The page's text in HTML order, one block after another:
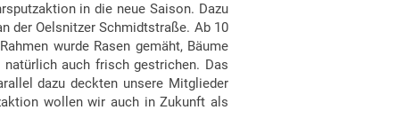
in die neue Saison. Dazu
der Oelsnitzer Schmidtstraße. Ab 10
wurde Rasen gemäht, Bäume
auch frisch gestrichen. Das
dazu deckten unsere Mitglieder
wollen wir auch in Zukunft als